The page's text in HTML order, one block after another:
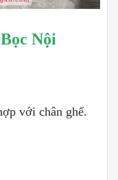
Nội
với chân ghế.